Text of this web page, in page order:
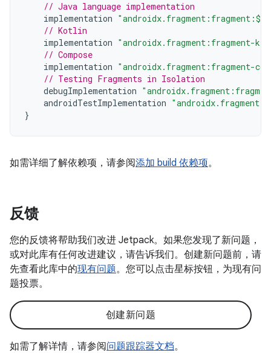
// Java language implementation
implementation
// Kotlin
implementation "androidx.fragment:fragment-
// Compose
implementation "androidx.fragment:fragment-
// Testing Fragments in Isolation
debugImplementation
androidTestImplementation
}
如需详细了解依赖项，请参阅添加 build 依赖项。
反馈
您的反馈将帮助我们改进 Jetpack。如果您发现了新问题，
或对此库有任何改进建议，请告诉我们。创建新问题前，请
先查看此库中的现有问题。您可以点击星标按钮，为现有问
题投票。
创建新问题
如需了解详情，请参阅问题跟踪器文档。